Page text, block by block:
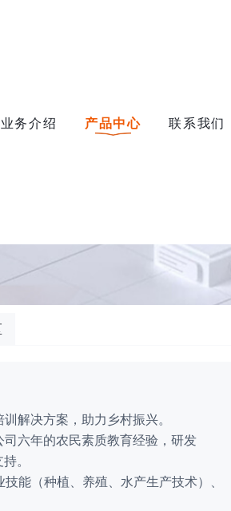
业务介绍 产品中心 联系我们
决方案，助力乡村振兴。
年的农民素质教育经验，研发
。
能（种植、养殖、水产生产技术）、